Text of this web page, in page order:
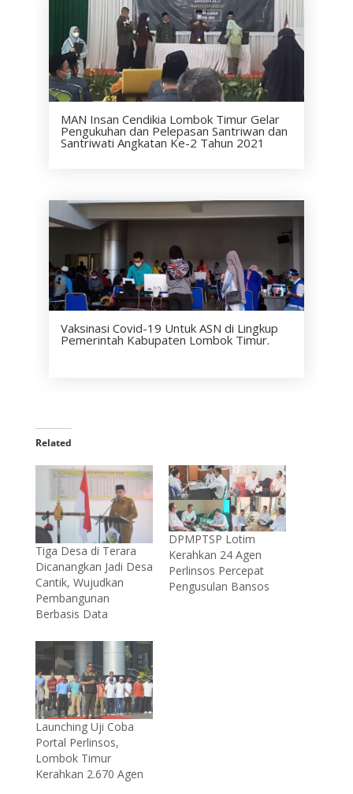
MAN Insan Cendikia Lombok Timur Gelar
Pengukuhan dan Pelepasan Santriwan dan
Santriwati Angkatan Ke-2 Tahun 2021
Vaksinasi Covid-19 Untuk ASN di Lingkup
Pemerintah Kabupaten Lombok Timur.
Related
Tiga Desa di Terara
Dicanangkan Jadi Desa
Cantik, Wujudkan
Pembangunan
Berbasis Data
DPMPTSP Lotim
Kerahkan 24 Agen
Perlinsos Percepat
Pengusulan Bansos
Launching Uji Coba
Portal Perlinsos,
Lombok Timur
Kerahkan 2.670 Agen